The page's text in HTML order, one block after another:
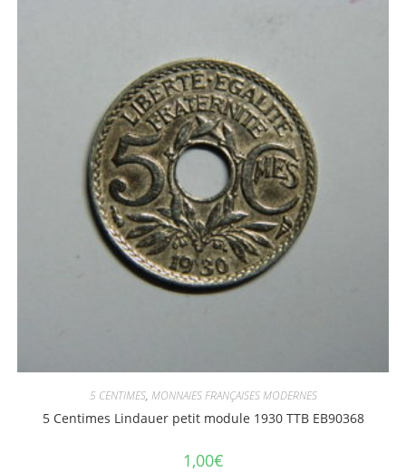
5 CENTIMES, MONNAIES FRANÇAISES MODERNES
5 Centimes Lindauer petit module 1930 TTB EB90368
1,00€